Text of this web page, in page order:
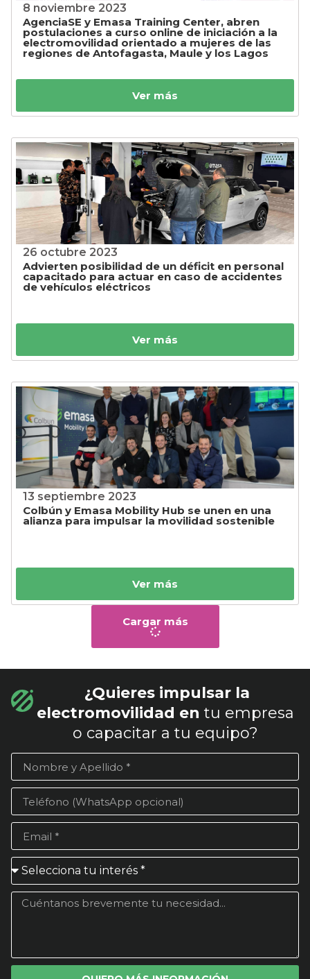
8 noviembre 2023
AgenciaSE y Emasa Training Center, abren
postulaciones a curso online de iniciación a la
electromovilidad orientado a mujeres de las
regiones de Antofagasta, Maule y los Lagos
Ver más
26 octubre 2023
Advierten posibilidad de un déficit en personal
capacitado para actuar en caso de accidentes
de vehículos eléctricos
Ver más
13 septiembre 2023
Colbún y Emasa Mobility Hub se unen en una
alianza para impulsar la movilidad sostenible
Ver más
Cargar más
¿Quieres impulsar la
electromovilidad en tu empresa
o capacitar a tu equipo?